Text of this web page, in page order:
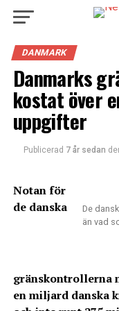
DANMARK
Danmarks
kostat över
uppgifter
Publicerad 7 år sedan
De
än vad
Notan för
de danska
gränskontrollerna
en miljard danska